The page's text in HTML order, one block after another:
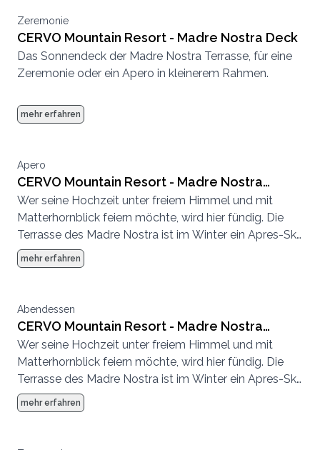
Zeremonie
CERVO Mountain Resort - Madre Nostra Deck
Das Sonnendeck der Madre Nostra Terrasse, für eine
Zeremonie oder ein Apero in kleinerem Rahmen.
mehr erfahren
Apero
CERVO Mountain Resort - Madre Nostra
Terrasse und Deck
Wer seine Hochzeit unter freiem Himmel und mit
Matterhornblick feiern möchte, wird hier fündig. Die
Terrasse des Madre Nostra ist im Winter ein Apres-Ski
Hotspot und im Sommer eine entspannte
Sonnenterrasse.
mehr erfahren
Abendessen
CERVO Mountain Resort - Madre Nostra
Terrasse und Deck
Wer seine Hochzeit unter freiem Himmel und mit
Matterhornblick feiern möchte, wird hier fündig. Die
Terrasse des Madre Nostra ist im Winter ein Apres-Ski
Hotspot und im Sommer eine entspannte
Sonnenterrasse.
mehr erfahren